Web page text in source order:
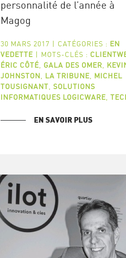
personnalité de l’année à
Magog
30 MARS 2017 | CATÉGORIES : EN
VEDETTE | MOTS-CLÉS :
ÉRIC CÔTÉ, GALA DES OMER
JOHNSTON
LA TRIBUNE, MICHEL
TOUSIGNANT SOLUTIONS
INFORMATIQUES LOGICWARE,
EN SAVOIR PLUS